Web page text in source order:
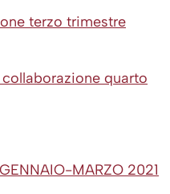
terzo trimestre
quarto
MARZO 2021